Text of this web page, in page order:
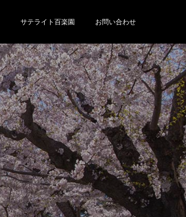
サテライト百楽園 お問い合わせ